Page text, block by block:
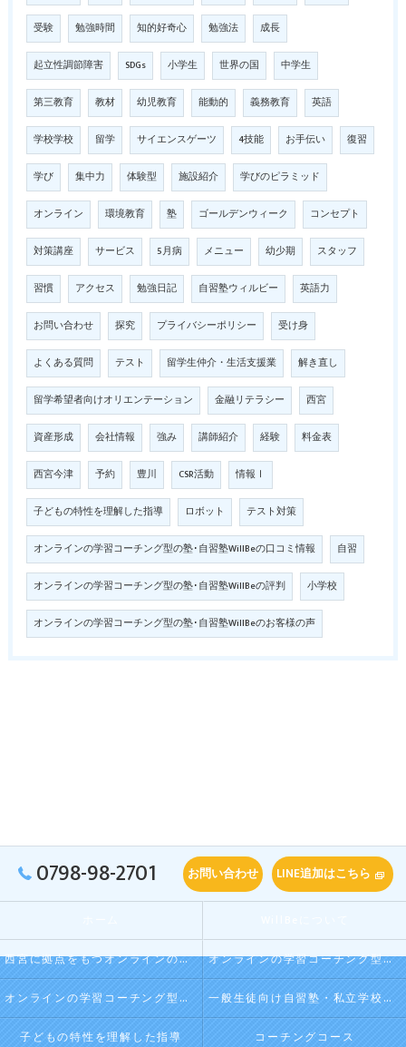
受験 勉強時間 知的好奇心 勉強法 成長
起立性調節障害 SDGs 小学生 世界の国 中学生
第三教育 教材 幼児教育 能動的 義務教育 英語
学校学校 留学 サイエンスゲーツ 4技能 お手伝い 復習
学び 集中力 体験型 施設紹介 学びのピラミッド
オンライン 環境教育 塾 ゴールデンウィーク コンセプト
対策講座 サービス 5月病 メニュー 幼少期 スタッフ
習慣 アクセス 勉強日記 自習塾ウィルビー 英語力
お問い合わせ 探究 プライバシーポリシー 受け身
よくある質問 テスト 留学生仲介・生活支援業 解き直し
留学希望者向けオリエンテーション 金融リテラシー 西宮
資産形成 会社情報 強み 講師紹介 経験 料金表
西宮今津 予約 豊川 CSR活動 情報Ⅰ
子どもの特性を理解した指導 ロボット テスト対策
オンラインの学習コーチング型の塾･自習塾WillBeの口コミ情報 自習
オンラインの学習コーチング型の塾･自習塾WillBeの評判 小学校
オンラインの学習コーチング型の塾･自習塾WillBeのお客様の声
0798-98-2701 お問い合わせ LINE追加はこちら
西宮に拠点をもつオンラインの学習コーチング型・映像授業型の塾･自習塾WillBeの口コミ情報 オンラインの学習コーチング型・映像授業型の塾･自習塾WillBeの評判
オンラインの学習コーチング型・映像授業型の塾･自習塾WillBeのお客様の声 一般生徒向け自習塾・私立学校向け放課後学習
子どもの特性を理解した指導 コーチングコース